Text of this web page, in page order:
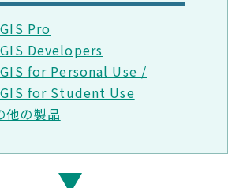
Pro
Developers
for Personal Use /
for Student Use
他の製品